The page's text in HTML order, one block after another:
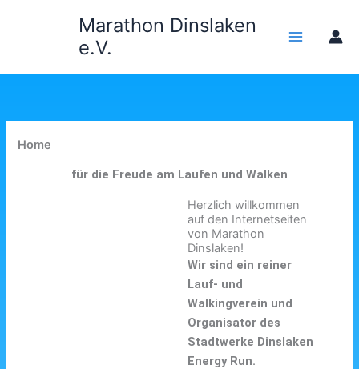
Marathon Dinslaken
e.V.
Home
für die Freude am Laufen und Walken
Herzlich willkommen
auf den Internetseiten
von Marathon
Dinslaken!
Wir sind ein reiner
Lauf- und
Walkingverein und
Organisator des
Stadtwerke Dinslaken
Energy Run.